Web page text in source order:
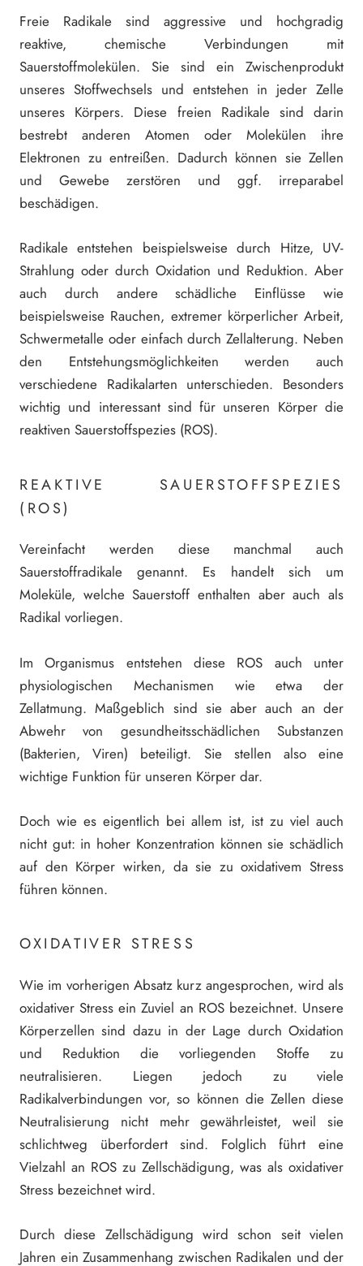
Freie Radikale sind aggressive und hochgradig
reaktive, chemische Verbindungen mit
Sauerstoffmolekülen. Sie sind ein Zwischenprodukt
unseres Stoffwechsels und entstehen in jeder Zelle
unseres Körpers. Diese freien Radikale sind darin
bestrebt anderen Atomen oder Molekülen ihre
Elektronen zu entreißen. Dadurch können sie Zellen
und Gewebe zerstören und ggf. irreparabel
beschädigen.
Radikale entstehen beispielsweise durch Hitze, UV-
Strahlung oder durch Oxidation und Reduktion. Aber
auch durch andere schädliche Einflüsse wie
beispielsweise Rauchen, extremer körperlicher Arbeit,
Schwermetalle oder einfach durch Zellalterung. Neben
den Entstehungsmöglichkeiten werden auch
verschiedene Radikalarten unterschieden. Besonders
wichtig und interessant sind für unseren Körper die
reaktiven Sauerstoffspezies (ROS).
REAKTIVE SAUERSTOFFSPEZIES
(ROS)
Vereinfacht werden diese manchmal auch
Sauerstoffradikale genannt. Es handelt sich um
Moleküle, welche Sauerstoff enthalten aber auch als
Radikal vorliegen.
Im Organismus entstehen diese ROS auch unter
physiologischen Mechanismen wie etwa der
Zellatmung. Maßgeblich sind sie aber auch an der
Abwehr von gesundheitsschädlichen Substanzen
(Bakterien, Viren) beteiligt. Sie stellen also eine
wichtige Funktion für unseren Körper dar.
Doch wie es eigentlich bei allem ist, ist zu viel auch
nicht gut: in hoher Konzentration können sie schädlich
auf den Körper wirken, da sie zu oxidativem Stress
führen können.
OXIDATIVER STRESS
Wie im vorherigen Absatz kurz angesprochen, wird als
oxidativer Stress ein Zuviel an ROS bezeichnet. Unsere
Körperzellen sind dazu in der Lage durch Oxidation
und Reduktion die vorliegenden Stoffe zu
neutralisieren. Liegen jedoch zu viele
Radikalverbindungen vor, so können die Zellen diese
Neutralisierung nicht mehr gewährleistet, weil sie
schlichtweg überfordert sind. Folglich führt eine
Vielzahl an ROS zu Zellschädigung, was als oxidativer
Stress bezeichnet wird.
Durch diese Zellschädigung wird schon seit vielen
Jahren ein Zusammenhang zwischen Radikalen und der